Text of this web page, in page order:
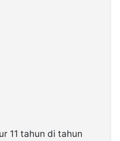
11 tahun di tahun